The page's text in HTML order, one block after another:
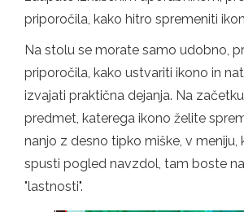
priporočila, kako hitro spremeniti
Na stolu se morate samo udobno,
priporočila, kako ustvariti ikono in
izvajati praktična dejanja. Na
predmet, katerega ikono želite
nanjo z desno tipko miške, v meniju,
spusti pogled navzdol, tam boste
"lastnosti".